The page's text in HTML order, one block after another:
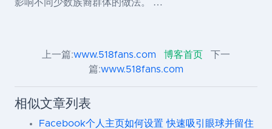
上一篇:www.518fans.com 博客首页
下一
篇:www.518fans.com
相似文章列表
Facebook个人主页如何设置 快速吸引眼球并留住